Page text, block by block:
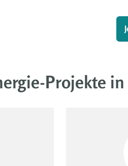
Projekte